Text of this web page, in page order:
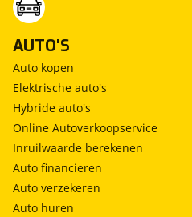
AUTO'S
Auto kopen
Elektrische auto's
Hybride auto's
Online Autoverkoopservice
Inruilwaarde berekenen
Auto financieren
Auto verzekeren
Auto huren